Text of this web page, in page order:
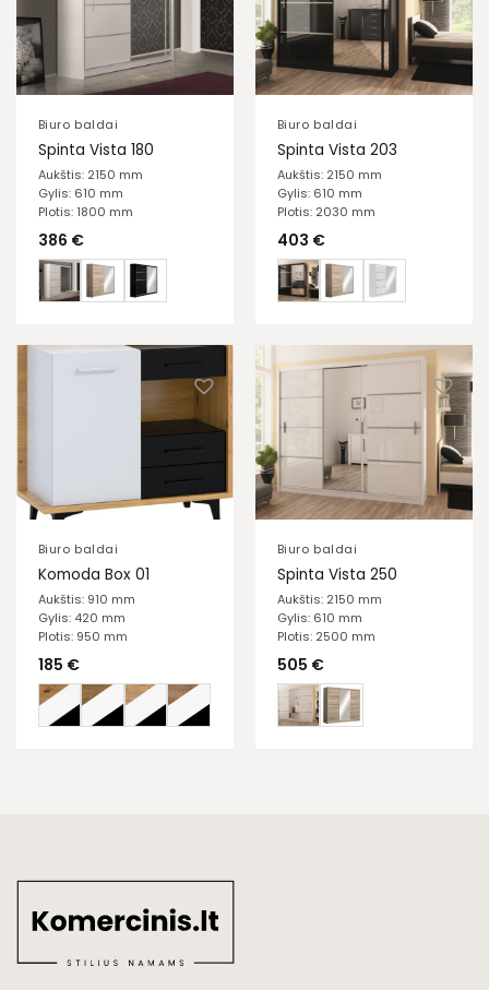
Biuro baldai
Spinta Vista 180
Aukštis: 2150 mm
Gylis: 610 mm
Plotis: 1800 mm
386 €
Biuro baldai
Spinta Vista 203
Aukštis: 2150 mm
Gylis: 610 mm
Plotis: 2030 mm
403 €
Biuro baldai
Komoda Box 01
Aukštis: 910 mm
Gylis: 420 mm
Plotis: 950 mm
185 €
Biuro baldai
Spinta Vista 250
Aukštis: 2150 mm
Gylis: 610 mm
Plotis: 2500 mm
505 €